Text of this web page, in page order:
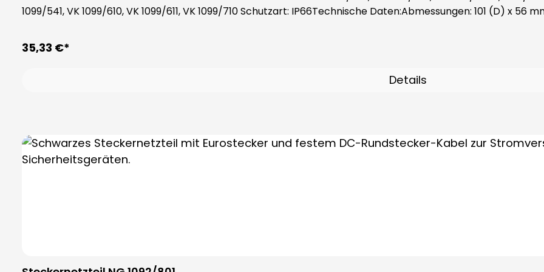
1099/541, VK 1099/610, VK 1099/611, VK 1099/710 Schutzart: IP66Technische Daten:Abmessungen: 101 (D) x 56
35,33 €*
Details